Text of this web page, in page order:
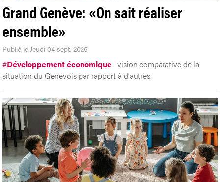
Grand Genève: «On sait réaliser
ensemble»
Publié le Jeudi 04 sept. 2025
#Développement économique vision comparative de la
situation du Genevois par rapport à d'autres.